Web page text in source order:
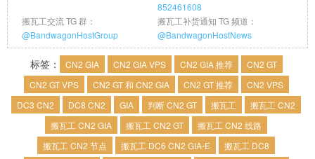
852461608
搬瓦工交流 TG 群：
@BandwagonHostGroup
搬瓦工补货通知 TG 频道：
@BandwagonHostNews
标签： CN2 GIA CN2 GIA VPS CN2 GIA 推荐
CN2 GT
CN2 GT VPS
CN2 GT 和 CN2 GIA CN2 GT 推荐
CN2 VPS
DC3 CN2
DC8 CN2 GIA 判断 CN2 GT 搬瓦工
搬瓦工 CN2
搬瓦工 CN2 GIA
搬瓦工 CN2 GT
搬瓦工 CN2 线路
搬瓦工 CN2 节点
搬瓦工 DC6 CN2 GIA-E
搬瓦工 DC8